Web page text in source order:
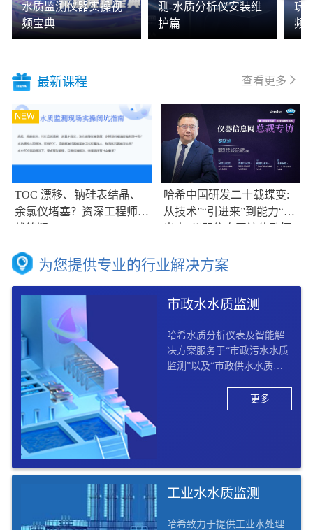
水质监测仪器实操视
频宝典
测-水质分析仪安装维
护篇
玩
频-
最新课程 查看更多
TOC 漂移、钠硅表结晶、
余氯仪堵塞？资深工程师在
哈希中国研发二十载蝶变:
从技术”“引进来”到能力“走
中华区副总裁总经理秦晓培
为您提供专业的行业解决方案
市政水水质监测
哈希水质分析仪表及智能解
决方案服务于“市政污水水质
监测”以及“市政供水水质监
水质监测“从源头到龙头”以
及市政污水水质监测“收集 –
更多
工业水水质监测
哈希致力于提供工业水处理